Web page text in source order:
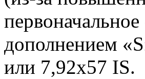
дополнением
или 7,92x57 IS.